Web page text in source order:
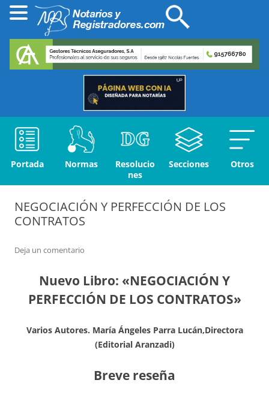
Portada Normas
Resolucio
nes
Secciones Otros
NEGOCIACIÓN Y PERFECCIÓN DE LOS
CONTRATOS
Deja un comentario
Nuevo Libro: «NEGOCIACIÓN Y
PERFECCIÓN DE LOS CONTRATOS»
Varios Autores. María Ángeles Parra Lucán,Directora
(Editorial Aranzadi)
Breve reseña